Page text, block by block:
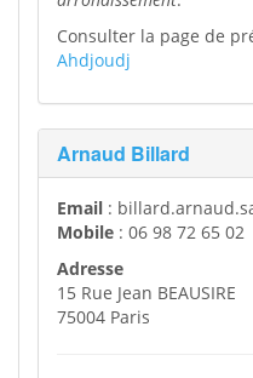
Consulter la page de
Ahdjoudj
Arnaud Billard
Email :
Mobile : 06 98 72 65 02
Adresse
15 Rue Jean BEAUSIRE
75004 Paris